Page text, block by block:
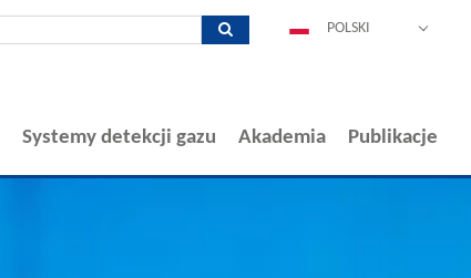
ESPAÑOL
POLSKI
Systemy detekcji gazu Akademia Publikacje